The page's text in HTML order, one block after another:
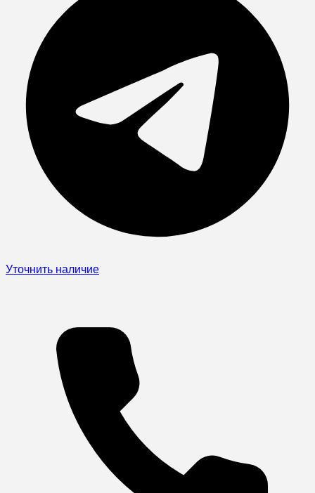
Уточнить наличие